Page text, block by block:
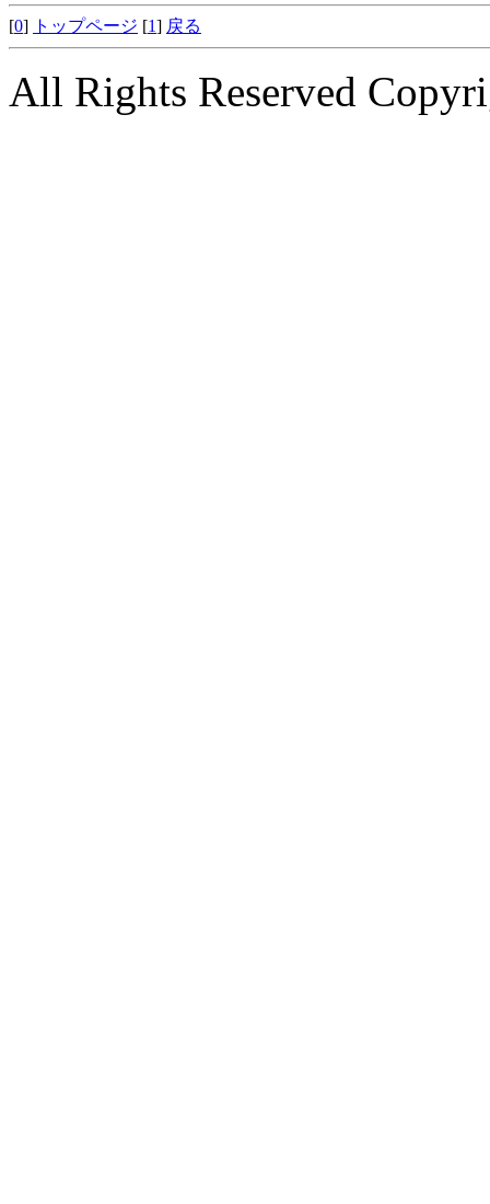
[0] トップページ [1] 戻る
All Rights Reserved